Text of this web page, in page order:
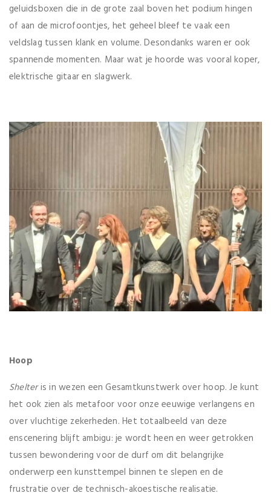
geluidsboxen die in de grote zaal boven het podium hingen
of aan de microfoontjes, het geheel bleef te vaak een
veldslag tussen klank en volume. Desondanks waren er ook
spannende momenten. Maar wat je hoorde was vooral koper,
elektrische gitaar en slagwerk.
Hoop
Shelteris in wezen een Gesamtkunstwerk over hoop. Je kunt
het ook zien als metafoor voor onze eeuwige verlangens en
over vluchtige zekerheden. Het totaalbeeld van deze
enscenering blijft ambigu: je wordt heen en weer getrokken
tussen bewondering voor de durf om dit belangrijke
onderwerp een kunsttempel binnen te slepen en de
frustratie over de technisch-akoestische realisatie.